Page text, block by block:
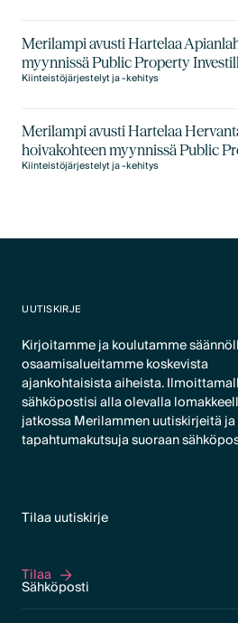
Merilampi avusti Hartelaa
myynnissä Public Property
Kiinteistöjärjestelyt ja -kehitys
Merilampi avusti Hartelaa
hoivakohteen myynnissä Public
Kiinteistöjärjestelyt ja -kehitys
UUTISKIRJE
Kirjoitamme ja koulutamme
osaamisalueitamme koskevista
ajankohtaisista aiheista.
sähköpostisi alla olevalla
jatkossa Merilammen uutiskirjeitä ja
tapahtumakutsuja suoraan
Tilaa uutiskirje
Tilaa
Tilaa